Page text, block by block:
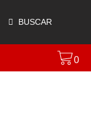
BUSCAR
0